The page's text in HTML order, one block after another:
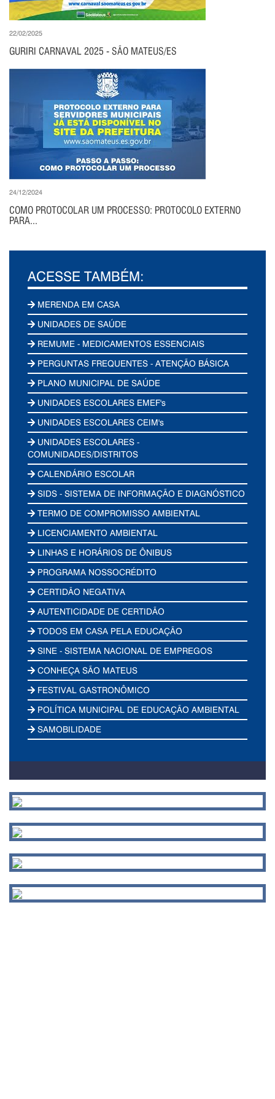
22/02/2025
GURIRI CARNAVAL 2025 - SÃO MATEUS/ES
24/12/2024
COMO PROTOCOLAR UM PROCESSO: PROTOCOLO EXTERNO
PARA...
ACESSE TAMBÉM:
MERENDA EM CASA
UNIDADES DE SAÚDE
REMUME - MEDICAMENTOS ESSENCIAIS
PERGUNTAS FREQUENTES - ATENÇÃO BÁSICA
PLANO MUNICIPAL DE SAÚDE
UNIDADES ESCOLARES EMEF's
UNIDADES ESCOLARES CEIM's
UNIDADES ESCOLARES -
COMUNIDADES/DISTRITOS
CALENDÁRIO ESCOLAR
SIDS - SISTEMA DE INFORMAÇÃO E DIAGNÓSTICO
TERMO DE COMPROMISSO AMBIENTAL
LICENCIAMENTO AMBIENTAL
LINHAS E HORÁRIOS DE ÔNIBUS
PROGRAMA NOSSOCRÉDITO
CERTIDÃO NEGATIVA
AUTENTICIDADE DE CERTIDÃO
TODOS EM CASA PELA EDUCAÇÃO
SINE - SISTEMA NACIONAL DE EMPREGOS
CONHEÇA SÃO MATEUS
FESTIVAL GASTRONÔMICO
POLÍTICA MUNICIPAL DE EDUCAÇÃO AMBIENTAL
SAMOBILIDADE